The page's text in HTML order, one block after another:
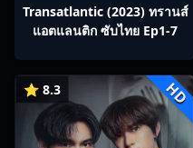
Transatlantic (2023) ทรานส์
แอตแลนติก ซับไทย Ep1-7
⭐ 8.3 HD